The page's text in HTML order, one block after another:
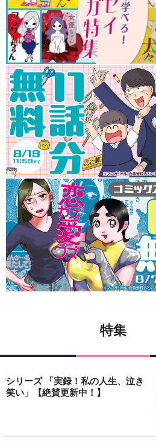
特集
シリーズ 「実録！私の人生、泣き
笑い」【絶賛更新中！】